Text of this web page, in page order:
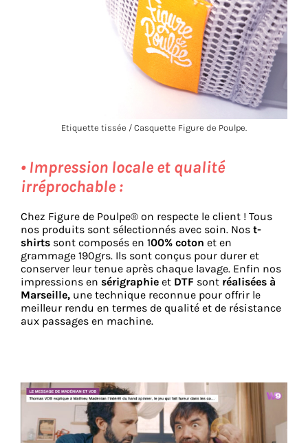
Etiquette tissée / Casquette Figure de Poulpe.
• Impression locale et qualité
irréprochable :
Chez Figure de Poulpe® on respecte le client ! Tous
nos produits sont sélectionnés avec soin. Nos t-
shirtssont composés en 100% coton et en
grammage 190grs. Ils sont conçus pour durer et
conserver leur tenue après chaque lavage. Enfin nos
impressions en sérigraphieet DTF sont réalisées à
Marseille,une technique reconnue pour offrir le
meilleur rendu en termes de qualité et de résistance
aux passages en machine.